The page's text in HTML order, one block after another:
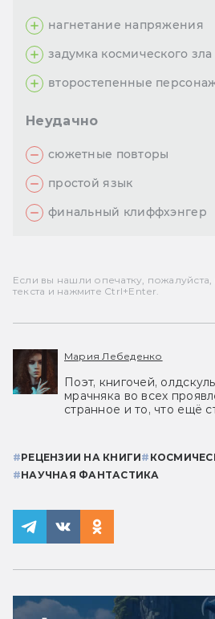
нагнетание напряжения
задумка космического зла
второстепенные
Неудачно
сюжетные повторы
простой язык
финальный клиффхэнгер
Если вы нашли опечатку,
текста и нажмите Ctrl+Enter.
Мария Лебеденко
Поэт, книгочей,
мрачняка во всех
странное и то, что ещё
#РЕЦЕНЗИИ НА КНИГИ#
#НАУЧНАЯ ФАНТАСТИКА